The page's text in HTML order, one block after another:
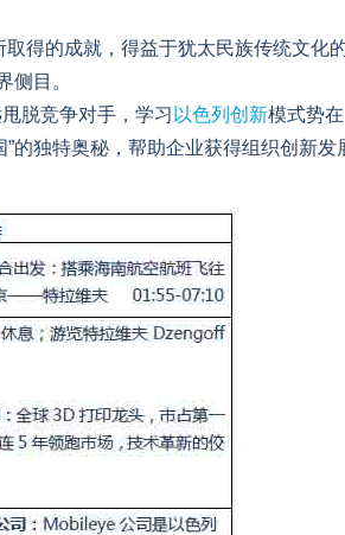
得的成就，得益于犹太民族传统文化
侧目。
脱竞争对手，学习 以色列创新模式势在
的独特奥秘，帮助企业获得组织创新发